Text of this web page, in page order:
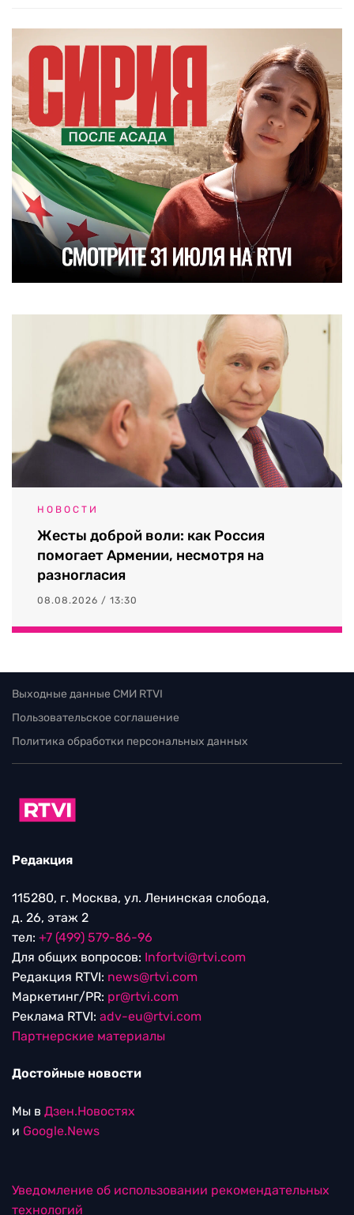
НОВОСТИ
Жесты доброй воли: как Россия
помогает Армении, несмотря на
разногласия
08.08.2026 / 13:30
Выходные данные СМИ RTVI
Пользовательское соглашение
Политика обработки персональных данных
Редакция
115280, г. Москва, ул. Ленинская слобода,
д. 26, этаж 2
тел: +7 (499) 579-86-96
Для общих вопросов: Infortvi@rtvi.com
Редакция RTVI: news@rtvi.com
Маркетинг/PR: pr@rtvi.com
Реклама RTVI: adv-eu@rtvi.com
Партнерские материалы
Достойные новости
Мы в Дзен.Новостях
и Google.News
Уведомление об использовании рекомендательных
технологий